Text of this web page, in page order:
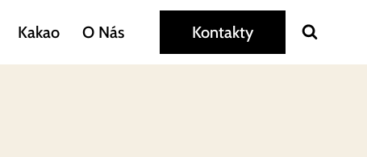
Kakao O Nás Kontakty